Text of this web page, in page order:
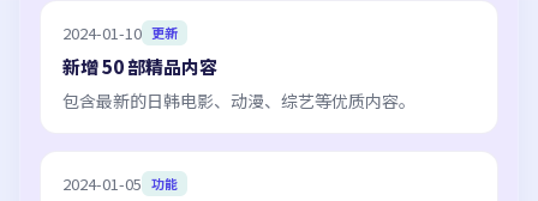
2024-01-10 更新
新增 50 部精品内容
包含最新的日韩电影、动漫、综艺等优质内容。
2024-01-05 功能